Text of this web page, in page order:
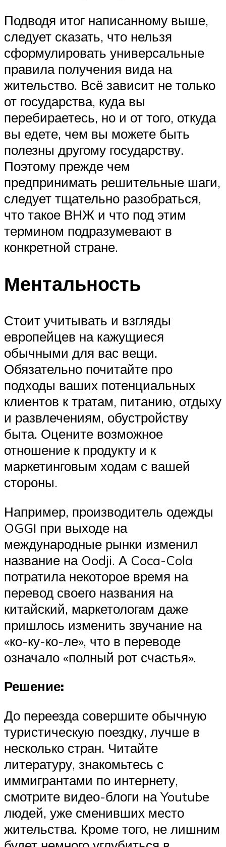
Подводя итог написанному выше,
следует сказать, что нельзя
сформулировать универсальные
правила получения вида на
жительство. Всё зависит не только
от государства, куда вы
перебираетесь, но и от того, откуда
вы едете, чем вы можете быть
полезны другому государству.
Поэтому прежде чем
предпринимать решительные шаги,
следует тщательно разобраться,
что такое ВНЖ и что под этим
термином подразумевают в
конкретной стране.
Ментальность
Стоит учитывать и взгляды
европейцев на кажущиеся
обычными для вас вещи.
Обязательно почитайте про
подходы ваших потенциальных
клиентов к тратам, питанию, отдыху
и развлечениям, обустройству
быта. Оцените возможное
отношение к продукту и к
маркетинговым ходам с вашей
стороны.
Например, производитель одежды
OGGI при выходе на
международные рынки изменил
название на Oodji. А Coca-Cola
потратила некоторое время на
перевод своего названия на
китайский, маркетологам даже
пришлось изменить звучание на
«ко-ку-ко-ле», что в переводе
означало «полный рот счастья».
Решение:
До переезда совершите обычную
туристическую поездку, лучше в
несколько стран. Читайте
литературу, знакомьтесь с
иммигрантами по интернету,
смотрите видео-блоги на Youtube
людей, уже сменивших место
жительства. Кроме того, не лишним